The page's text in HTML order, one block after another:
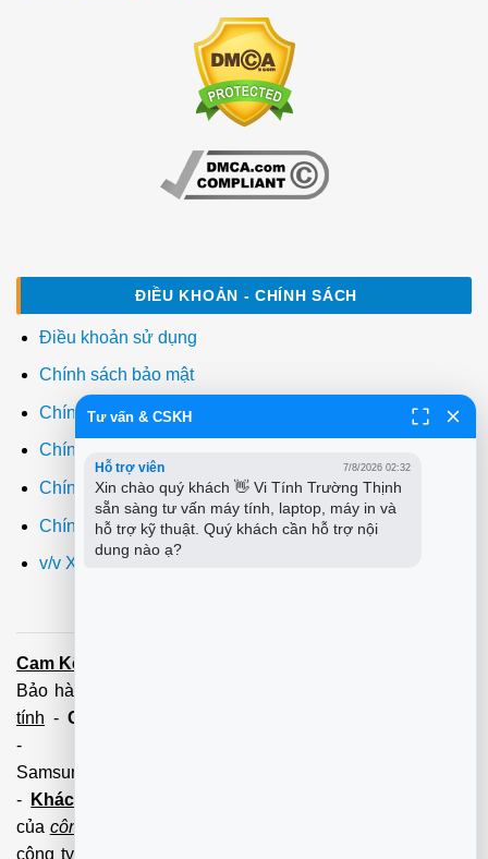
ĐIỀU KHOẢN - CHÍNH SÁCH
Điều khoản sử dụng
Chính sách bảo mật
Chính sách thanh toán
Chính sách giao hàng
Chính sách đổi trả
Chính sách bảo hành
v/v Xuất hóa đơn đỏ VAT
Cam Kết:
Bảo hành tận tâm - Xuất hóa đơn đỏ đầy đủ
tính - Cài Win Tận Nơi
-
Samsung,Brother,Xeroc,Panasonic): 100 - 180,000 vnđ
-
Khách hàng lưu ý:
của công ty PCI.
công ty không liên hệ và làm việc với cá nhân đảm bảo
Tư vấn & CSKH
Hỗ trợ viên 7/8/2026 02:32
Xin chào quý khách 👋 Vi Tính Trường Thịnh
sẵn sàng tư vấn máy tính, laptop, máy in và
hỗ trợ kỹ thuật. Quý khách cần hỗ trợ nội
dung nào ạ?